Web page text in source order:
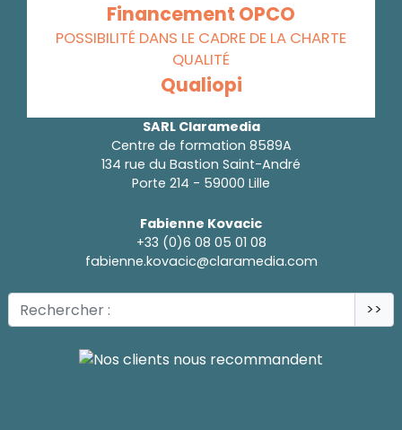
Financement OPCO
POSSIBILITÉ DANS LE CADRE DE LA CHARTE
QUALITÉ
Qualiopi
SARL Claramedia
Centre de formation 8589A
134 rue du Bastion Saint-André
Porte 214 - 59000 Lille
Fabienne Kovacic
+33 (0)6 08 05 01 08
fabienne.kovacic@claramedia.com
>>